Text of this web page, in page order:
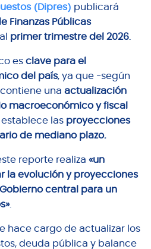
(Dipres) publicará
Finanzas Públicas
primer trimestre del 2026.
esclave para el
del país, ya que -según
una actualización
macroeconómico y fiscal
las proyecciones
de mediano plazo.
reporte realiza «un
la evolución y proyecciones
central para un
.
hace cargo de actualizar los
deuda pública y balance